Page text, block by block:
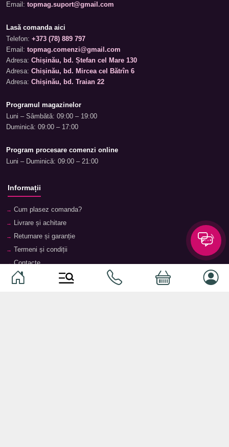
Email: topmag.suport@gmail.com
Lasă comanda aici
Telefon: +373 (78) 889 797
Email: topmag.comenzi@gmail.com
Adresa: Chișinău, bd. Ștefan cel Mare 130
Adresa: Chișinău, bd. Mircea cel Bătrîn 6
Adresa: Chișinău, bd. Traian 22
Programul magazinelor
Luni – Sâmbătă: 09:00 – 19:00
Duminică: 09:00 – 17:00
Program procesare comenzi online
Luni – Duminică: 09:00 – 21:00
Informații
Cum plasez comanda?
Livrare și achitare
Returnare și garanție
Termeni și condiții
Contacte
Magazine